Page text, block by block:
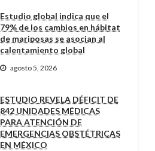
Estudio global indica que el
79% de los cambios en hábitat
de mariposas se asocian al
calentamiento global
agosto 5, 2026
ESTUDIO REVELA DÉFICIT DE
842 UNIDADES MÉDICAS
PARA ATENCIÓN DE
EMERGENCIAS OBSTÉTRICAS
EN MÉXICO